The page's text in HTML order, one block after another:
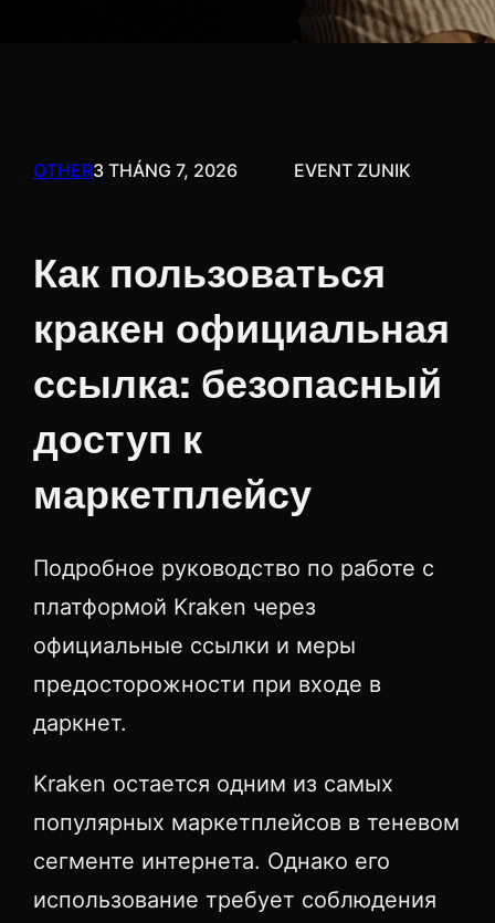
OTHER3 THÁNG 7, 2026 EVENT ZUNIK
Как пользоваться
кракен официальная
ссылка: безопасный
доступ к
маркетплейсу
Подробное руководство по работе с
платформой Kraken через
официальные ссылки и меры
предосторожности при входе в
даркнет.
Kraken остается одним из самых
популярных маркетплейсов в теневом
сегменте интернета. Однако его
использование требует соблюдения